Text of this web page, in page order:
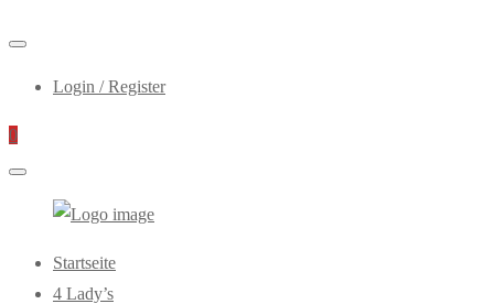
Login / Register
0
Primary
Menu
Startseite
4 Lady’s